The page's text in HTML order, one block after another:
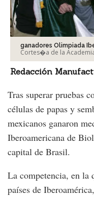
ganadores Olimpiada
Cortes�a de la
Redacción
Tras superar pruebas
células de papas y
mexicanos ganaron
Iberoamericana de
capital de Brasil.
La competencia, en la
países de